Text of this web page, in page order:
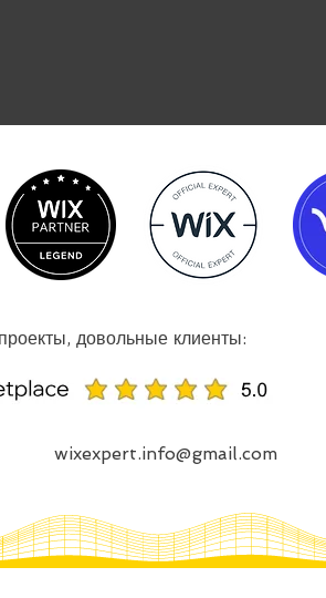
:Успешные проекты, довольные клиенты
wixexpert.info@gmail.com